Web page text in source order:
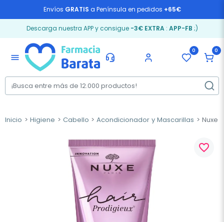
Envíos GRATIS a Península en pedidos +65€
Descarga nuestra APP y consigue -3€ EXTRA: APP-FB ;)
menu
0 0
Inicio Higiene Cabello Acondicionador y Mascarillas Nuxe
favorite_border